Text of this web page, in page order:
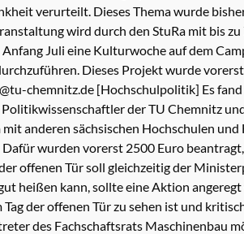
verurteilt. Dieses Thema wurde
wird durch den StuRa mit bis
Juli eine Kulturwoche auf dem
Dieses Projekt wurde
chemnitz.de [Hochschulpolitik] Es
der TU Chemnitz
anderen sächsischen Hochschulen
wurden vorerst 2500 Euro
offenen Tür soll gleichzeitig der
heißen kann, sollte eine Aktion
der offenen Tür zu sehen ist und
des Fachschaftsrats Maschinenbau